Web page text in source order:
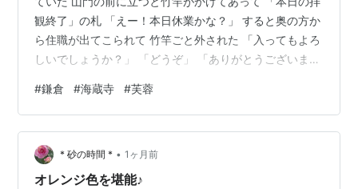
観終了」の札 「えー！本日休業かな？」 すると奥の方か
ら住職が出てこられて 竹竿ごと外された 「入ってもよろ
しいでしょうか？」 「どうぞ」 「ありがとうございま
かなピンクの花 「芙蓉にしてはちょっと早いけど」 「蕊
が上向いてるし」 「葉っぱもデカいし」 ＠海蔵寺
#鎌倉 #海蔵寺 #芙蓉
* 砂の時間 * • 1ヶ月前
オレンジ色を堪能♪